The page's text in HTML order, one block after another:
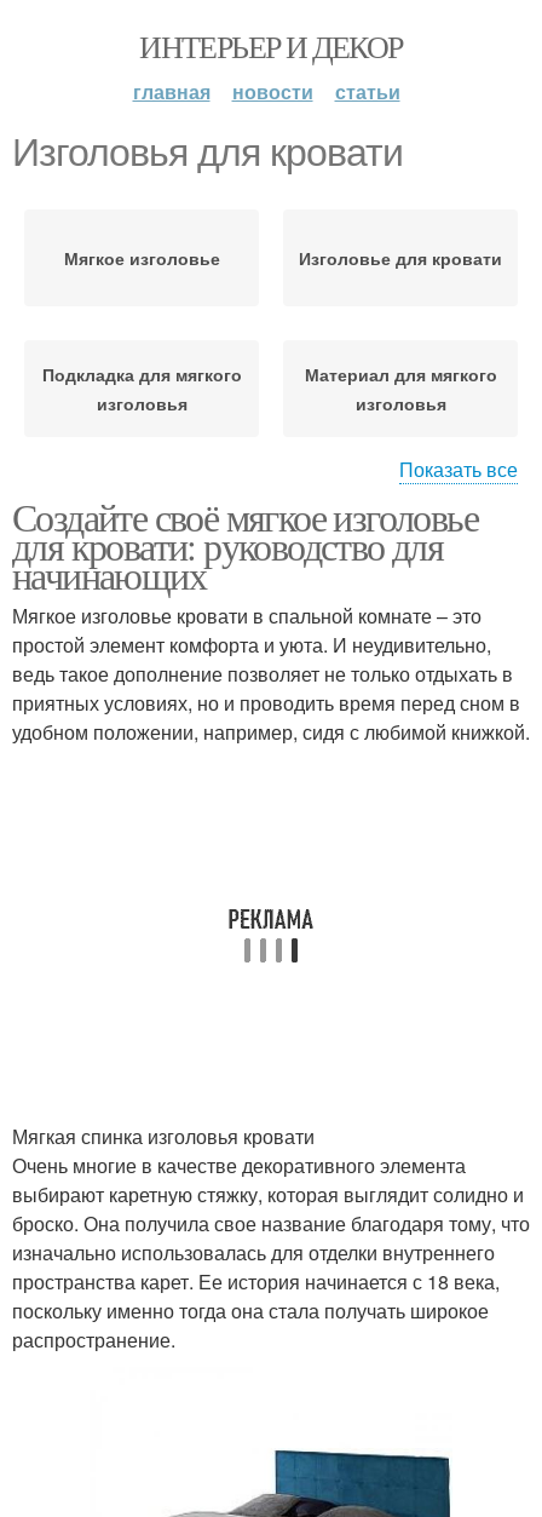
ИНТЕРЬЕР И ДЕКОР
главная новости статьи
Изголовья для кровати
Мягкое изголовье Изголовье для кровати
Подкладка для мягкого
изголовья
Материал для мягкого
изголовья
Кровати за пару Изголовье в виде
Изголовье в стиле
Изголовье для
двуспальной
Чехол на изголовье
Подголовник для
кровати
Кровати из ламината Кровати на стене
Показать все
Создайте своё мягкое изголовье
для кровати: руководство для
начинающих
Мягкое изголовье кровати в спальной комнате – это
простой элемент комфорта и уюта. И неудивительно,
ведь такое дополнение позволяет не только отдыхать в
приятных условиях, но и проводить время перед сном в
удобном положении, например, сидя с любимой книжкой.
Мягкая спинка изголовья кровати
Очень многие в качестве декоративного элемента
выбирают каретную стяжку, которая выглядит солидно и
броско. Она получила свое название благодаря тому, что
изначально использовалась для отделки внутреннего
пространства карет. Ее история начинается с 18 века,
поскольку именно тогда она стала получать широкое
распространение.